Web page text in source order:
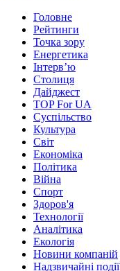
Головне
Рейтинги
Точка зору
Енергетика
Інтерв’ю
Столиця
Дайджест
TOP For UA
Суспiльство
Культура
Світ
Економіка
Політика
Війна
Спорт
Здоров'я
Технології
Аналітика
Екологія
Новини компаній
Надзвичайні події